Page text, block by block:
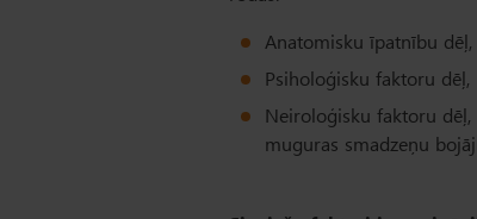
Anatomisku īpatnību dēļ,
Psiholoģisku faktoru dēļ,
Neiroloģisku faktoru dēļ,
muguras smadzeņu